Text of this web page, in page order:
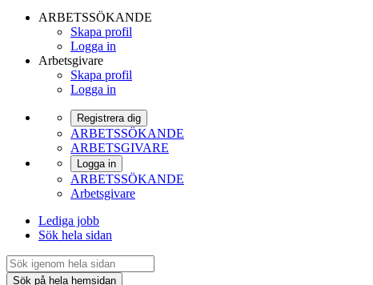
ARBETSSÖKANDE
Skapa profil
Logga in
Arbetsgivare
Skapa profil
Logga in
Registrera dig
ARBETSSÖKANDE
ARBETSGIVARE
Logga in
ARBETSSÖKANDE
Arbetsgivare
Lediga jobb
Sök hela sidan